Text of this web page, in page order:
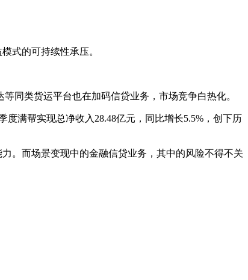
模式的可持续性承压。
同类货运平台也在加码信贷业务，市场竞争白热化。
满帮实现总净收入28.48亿元，同比增长5.5%，创下历
。而场景变现中的金融信贷业务，其中的风险不得不关